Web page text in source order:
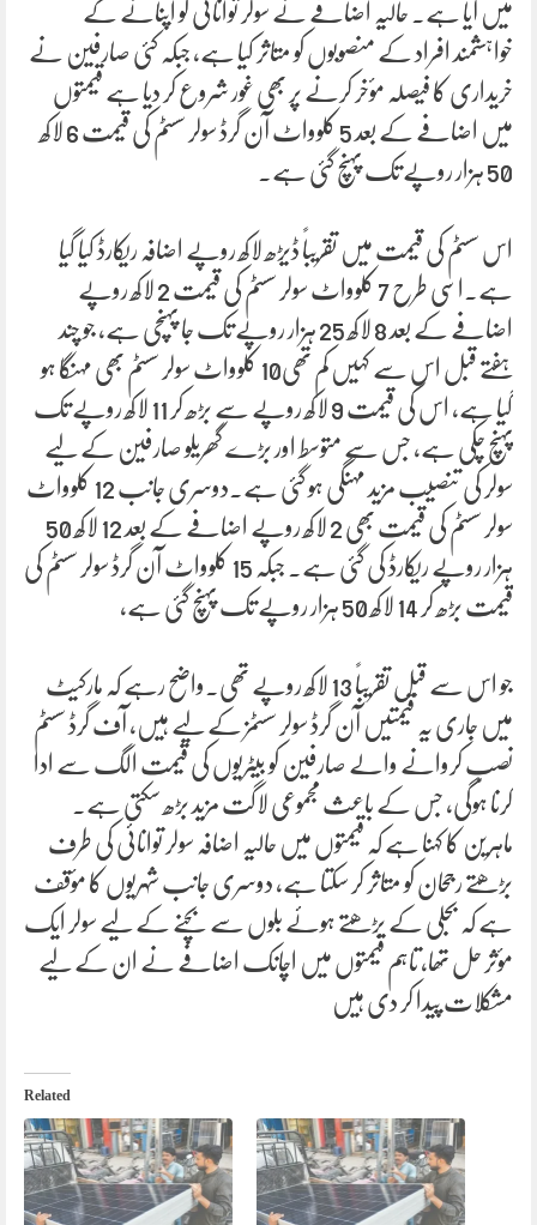
میں آیا ہے۔ حالیہ اضافے نے سولر توانائی کو اپنانے کے
خواہشمند افراد کے منصوبوں کو متاثر کیا ہے، جبکہ کئی صارفین نے
خریداری کا فیصلہ مؤخر کرنے پر بھی غور شروع کر دیا ہے قیمتوں
میں اضافے کے بعد 5 کلوواٹ آن گرڈ سولر سسٹم کی قیمت 6 لاکھ
50 ہزار روپے تک پہنچ گئی ہے۔
اس سسٹم کی قیمت میں تقریباً ڈیڑھ لاکھ روپے اضافہ ریکارڈ کیا گیا
ہے۔اسی طرح 7 کلوواٹ سولر سسٹم کی قیمت 2 لاکھ روپے
اضافے کے بعد 8 لاکھ 25 ہزار روپے تک جا پہنچی ہے، جو چند
ہفتے قبل اس سے کہیں کم تھی10 کلوواٹ سولر سسٹم بھی مہنگا ہو
گیا ہے، اس کی قیمت 9 لاکھ روپے سے بڑھ کر 11 لاکھ روپے تک
پہنچ چکی ہے، جس سے متوسط اور بڑے گھریلو صارفین کے لیے
سولر کی تنصیب مزید مہنگی ہو گئی ہے۔دوسری جانب 12 کلوواٹ
سولر سسٹم کی قیمت بھی 2 لاکھ روپے اضافے کے بعد 12 لاکھ 50
ہزار روپے ریکارڈ کی گئی ہے۔ جبکہ 15 کلوواٹ آن گرڈ سولر سسٹم کی
قیمت بڑھ کر 14 لاکھ 50 ہزار روپے تک پہنچ گئی ہے،
جو اس سے قبل تقریباً 13 لاکھ روپے تھی۔واضح رہے کہ مارکیٹ
میں جاری یہ قیمتیں آن گرڈ سولر سسٹمز کے لیے ہیں، آف گرڈ سسٹم
نصب کروانے والے صارفین کو بیٹریوں کی قیمت الگ سے ادا
کرنا ہوگی، جس کے باعث مجموعی لاگت مزید بڑھ سکتی ہے۔
ماہرین کا کہنا ہے کہ قیمتوں میں حالیہ اضافہ سولر توانائی کی طرف
بڑھتے رجحان کو متاثر کر سکتا ہے، دوسری جانب شہریوں کا مؤقف
ہے کہ بجلی کے بڑھتے ہوئے بلوں سے بچنے کے لیے سولر ایک
مؤثر حل تھا، تاہم قیمتوں میں اچانک اضافے نے ان کے لیے
مشکلات پیدا کر دی ہیں
Related